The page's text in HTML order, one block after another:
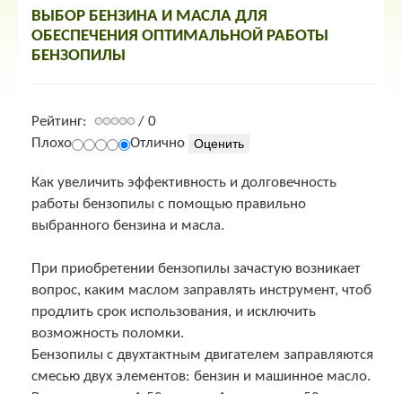
ВЫБОР БЕНЗИНА И МАСЛА ДЛЯ
ОБЕСПЕЧЕНИЯ ОПТИМАЛЬНОЙ РАБОТЫ
БЕНЗОПИЛЫ
Рейтинг:
/ 0
Плохо
Отлично
Как увеличить эффективность и долговечность
работы бензопилы с помощью правильно
выбранного бензина и масла.
При приобретении бензопилы зачастую возникает
вопрос, каким маслом заправлять инструмент, чтоб
продлить срок использования, и исключить
возможность поломки.
Бензопилы с двухтактным двигателем заправляются
смесью двух элементов: бензин и машинное масло.